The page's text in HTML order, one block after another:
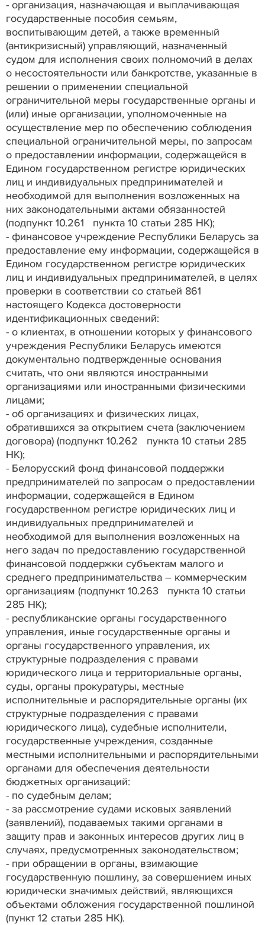
- организация, назначающая и выплачивающая
государственные пособия семьям,
воспитывающим детей, а также временный
(антикризисный) управляющий, назначенный
судом для исполнения своих полномочий в делах
о несостоятельности или банкротстве, указанные в
решении о применении специальной
ограничительной меры государственные органы и
(или) иные организации, уполномоченные на
осуществление мер по обеспечению соблюдения
специальной ограничительной меры, по запросам
о предоставлении информации, содержащейся в
Едином государственном регистре юридических
лиц и индивидуальных предпринимателей и
необходимой для выполнения возложенных на
них законодательными актами обязанностей
(подпункт 10.261 пункта 10 статьи 285 НК);
- финансовое учреждение Республики Беларусь за
предоставление ему информации, содержащейся в
Едином государственном регистре юридических
лиц и индивидуальных предпринимателей, в целях
проверки в соответствии со статьей 861
настоящего Кодекса достоверности
идентификационных сведений:
- о клиентах, в отношении которых у финансового
учреждения Республики Беларусь имеются
документально подтвержденные основания
считать, что они являются иностранными
организациями или иностранными физическими
лицами;
- об организациях и физических лицах,
обратившихся за открытием счета (заключением
договора) (подпункт 10.262 пункта 10 статьи 285
НК);
- Белорусский фонд финансовой поддержки
предпринимателей по запросам о предоставлении
информации, содержащейся в Едином
государственном регистре юридических лиц и
индивидуальных предпринимателей и
необходимой для выполнения возложенных на
него задач по предоставлению государственной
финансовой поддержки субъектам малого и
среднего предпринимательства – коммерческим
организациям (подпункт 10.263 пункта 10 статьи
285 НК);
- республиканские органы государственного
управления, иные государственные органы и
органы государственного управления, их
структурные подразделения с правами
юридического лица и территориальные органы,
суды, органы прокуратуры, местные
исполнительные и распорядительные органы (их
структурные подразделения с правами
юридического лица), судебные исполнители,
государственные учреждения, созданные
местными исполнительными и распорядительными
органами для обеспечения деятельности
бюджетных организаций:
- по судебным делам;
- за рассмотрение судами исковых заявлений
(заявлений), подаваемых такими органами в
защиту прав и законных интересов других лиц в
случаях, предусмотренных законодательством;
- при обращении в органы, взимающие
государственную пошлину, за совершением иных
юридически значимых действий, являющихся
объектами обложения государственной пошлиной
(пункт 12 статьи 285 НК).